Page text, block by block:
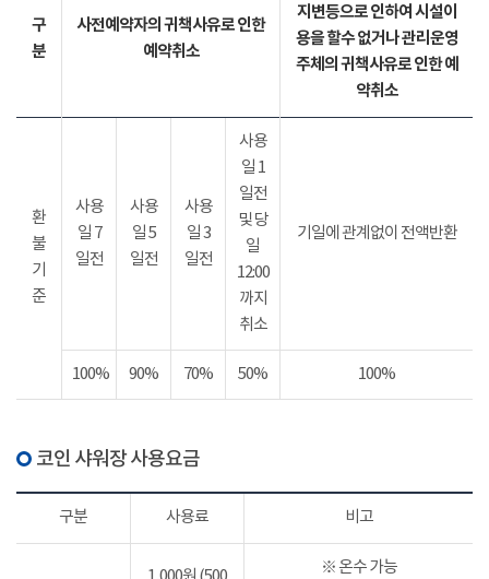
구
분
사전예약자의 귀책사유로 인한
예약취소
지변등으로 인하여 시설이
용을 할수 없거나 관리운영
주체의 귀책사유로 인한 예
약취소
환
불
기
준
사용
일 7
일전
사용
일 5
일전
사용
일 3
일전
사용
일 1
일전
및 당
일
12:00
까지
취소
기일에 관계없이 전액반환
100% 90% 70% 50% 100%
코인 샤워장 사용요금
구분 사용료 비고
※ 온수 가능